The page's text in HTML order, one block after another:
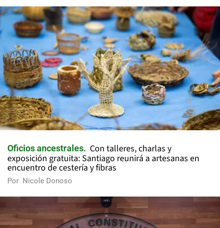
Oficios ancestrales
Con talleres, charlas y
exposición gratuita: Santiago reunirá a artesanas en
encuentro de cestería y fibras
Por Nicole Donoso